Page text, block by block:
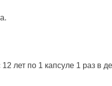
лет по 1 капсуле 1 раз в